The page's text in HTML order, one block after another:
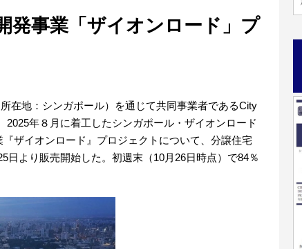
発事業「ザイオンロード」プ
在地：シンガポール）を通じて共同事業者であるCity
年８月に着工したシンガポール・ザイオンロード
ザイオンロード』プロジェクトについて、分譲住宅
日より販売開始した。初週末（10月26日時点）で84％